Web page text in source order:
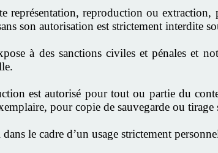
représentation, reproduction ou
son autorisation est strictement interdite
à des sanctions civiles et pénales et
est autorisé pour tout ou partie du
pour copie de sauvegarde ou tirage
le cadre d’un usage strictement